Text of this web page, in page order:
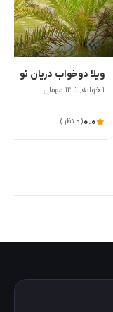
۲٬۵۰۰٬۰۰۰ت/شب
ویلا دوخواب دریان نو
۱ خوابه٬ تا ۱۲ مهمان
۰.۰(۰ نظر)